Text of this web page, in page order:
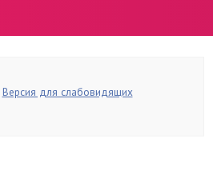
Версия для слабовидящих